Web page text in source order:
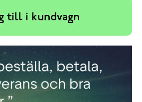
till i kundvagn